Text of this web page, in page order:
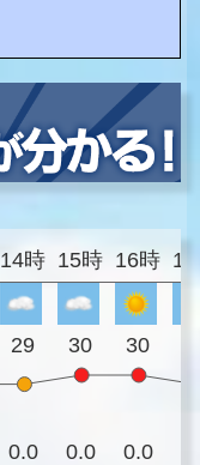
14時 15時 16時
29 30 30
0.0 0.0 0.0